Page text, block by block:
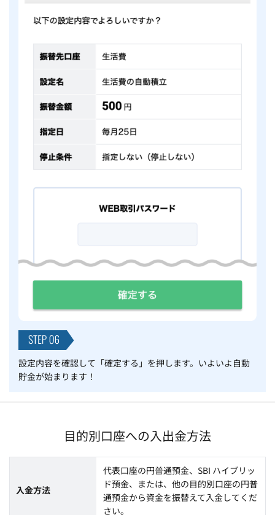
設定内容を確認して「確定する」を押します。いよいよ自動
貯金が始まります！
目的別口座への入出金方法
入金方法
代表口座の円普通預金、SBI ハイブリッ
ド預金、または、他の目的別口座の円普
通預金から資金を振替えて入金してくだ
さい。